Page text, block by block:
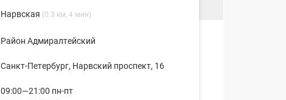
Нарвская (0.3 км, 4 мин)
Район Адмиралтейский
Санкт-Петербург, Нарвский проспект, 16
09:00—21:00 пн-пт